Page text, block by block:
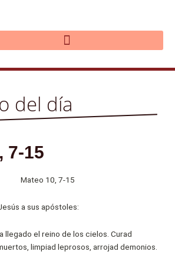
del día
7-15
a sus apóstoles:
llegado el reino de los cielos. Curad
limpiad leprosos, arrojad demonios.